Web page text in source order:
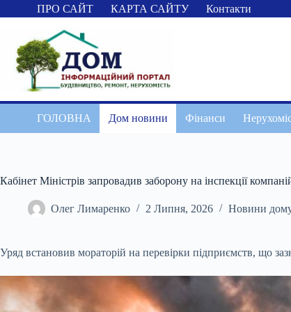
Перейти
до
ПРО САЙТ КАРТА САЙТУ Контакти
ГОЛОВНА Дом новини Фінанси
Кабінет Міністрів запровадив заборону на інспекції
Олег Лимаренко 2 Липня, 2026 Новини
Уряд встановив мораторій на перевірки підприємств, що